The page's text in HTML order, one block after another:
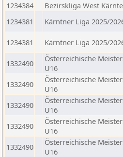
1234384
Bezirskliga West
1234381
Kärntner Liga 2025/
1234381 Kärntner Liga 2025/
1332490
Österreichische
U16
1332490
Österreichische
U16
1332490
Österreichische
U16
1332490
Österreichische
U16
1332490
Österreichische
U16